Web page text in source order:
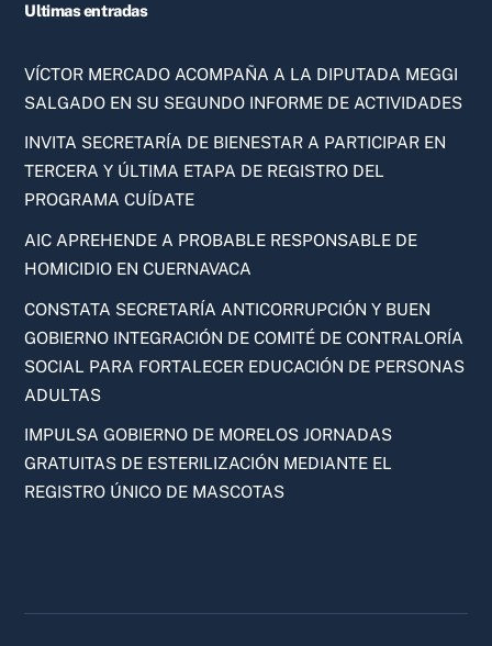
Ultimas entradas
VÍCTOR MERCADO ACOMPAÑA A LA DIPUTADA MEGGI
SALGADO EN SU SEGUNDO INFORME DE ACTIVIDADES
INVITA SECRETARÍA DE BIENESTAR A PARTICIPAR EN
TERCERA Y ÚLTIMA ETAPA DE REGISTRO DEL
PROGRAMA CUÍDATE
AIC APREHENDE A PROBABLE RESPONSABLE DE
HOMICIDIO EN CUERNAVACA
CONSTATA SECRETARÍA ANTICORRUPCIÓN Y BUEN
GOBIERNO INTEGRACIÓN DE COMITÉ DE CONTRALORÍA
SOCIAL PARA FORTALECER EDUCACIÓN DE PERSONAS
ADULTAS
IMPULSA GOBIERNO DE MORELOS JORNADAS
GRATUITAS DE ESTERILIZACIÓN MEDIANTE EL
REGISTRO ÚNICO DE MASCOTAS